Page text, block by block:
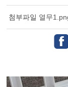
첨부파일 열무